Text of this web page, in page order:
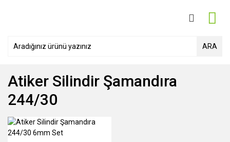
ARA
Atiker Silindir Şamandıra
244/30